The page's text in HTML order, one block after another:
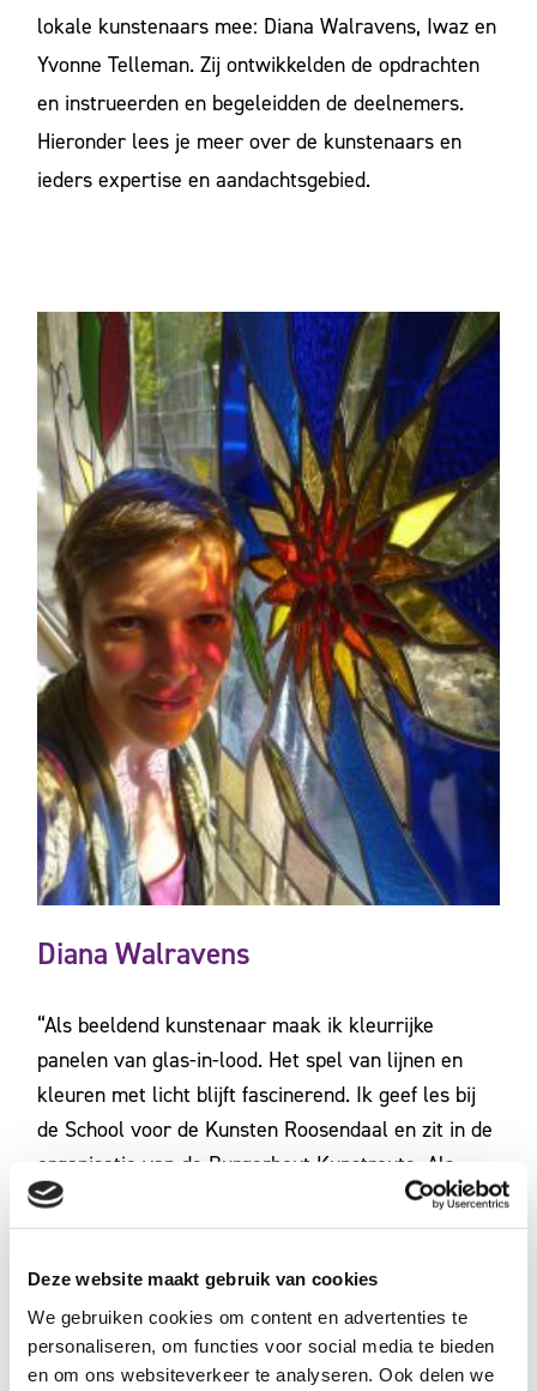
Deze website maakt gebruik van cookies
We gebruiken cookies om content en advertenties te
personaliseren, om functies voor social media te bieden
en om ons websiteverkeer te analyseren. Ook delen we
lokale kunstenaars mee: Diana Walravens, Iwaz en
Yvonne Telleman. Zij ontwikkelden de opdrachten
en instrueerden en begeleidden de deelnemers.
Hieronder lees je meer over de kunstenaars en
ieders expertise en aandachtsgebied.
Diana Walravens
“Als beeldend kunstenaar maak ik kleurrijke
panelen van glas-in-lood. Het spel van lijnen en
kleuren met licht blijft fascinerend. Ik geef les bij
de School voor de Kunsten Roosendaal en zit in de
organisatie van de Burgerhout Kunstroute. Als
Kunstzinnig Dynamisch Coach vind ik het heerlijk
om mensen creatief in beweging te zetten op
verrassende manieren. Tijdens mijn Kunstig en
verschillende materialen maar vooral met jezelf. Ik
ben me dus bewust van wat creativiteit kan